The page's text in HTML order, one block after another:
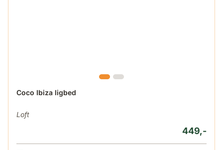
Coco Ibiza ligbed
Loft
449,-